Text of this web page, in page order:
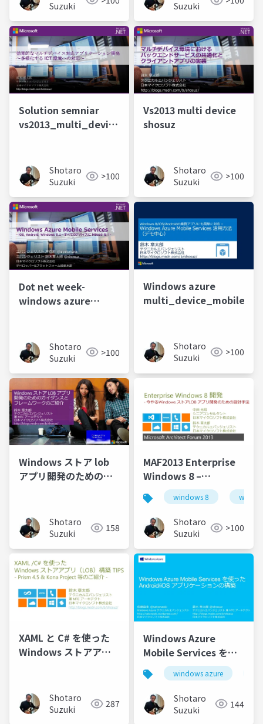
Suzuki
Suzuki
Solution semniar
vs2013_multi_device-
Shotaro
Suzuki
>100
Vs2013 multi device
shosuz
Shotaro
Suzuki
>100
Dot net week-
windows azure
Shotaro
Suzuki
>100
Windows azure
Shotaro
Suzuki
>100
Windows ストア lob
アプリ開発のためのガ
Shotaro
Suzuki
158
MAF2013 Enterprise
Windows 8 –
Architecture for
rapid development
of WinRT apps
windows 8
Shotaro
Suzuki
>100
XAML と C# を使った
Windows ストアアプ
Kona project 等のご紹
介
Shotaro
Suzuki
287
Windows Azure
Mobile Services を使
った Android/iOS アプ
リケーションの構築
windows azure
Shotaro
Suzuki
144